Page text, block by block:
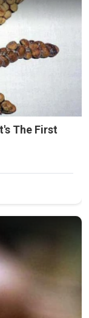
The First